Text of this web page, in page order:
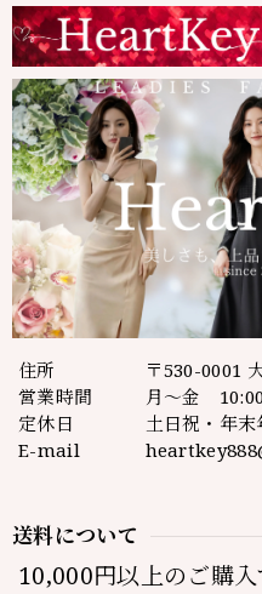
住所
〒530-0001
営業時間
月～金
定休日
土日祝・年
E-mail
送料について
10,000円以上のご購入